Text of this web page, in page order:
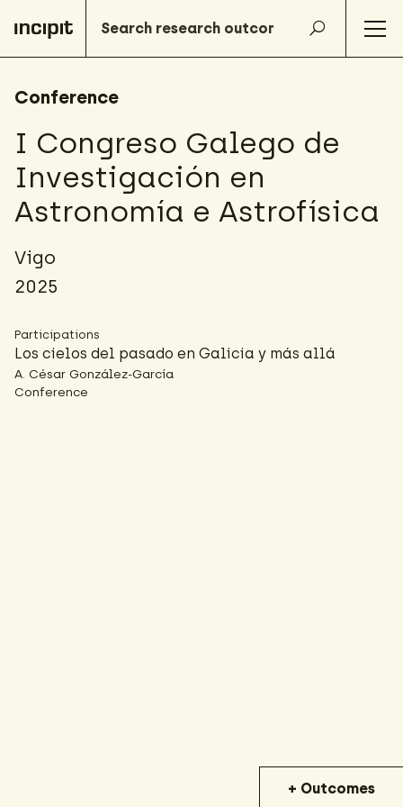
Conference
I Congreso Galego de
Investigación en
Astronomía e Astrofísica
Vigo
2025
Participations
Los cielos del pasado en Galicia y más allá
A. César González-García
Conference
+ Outcomes